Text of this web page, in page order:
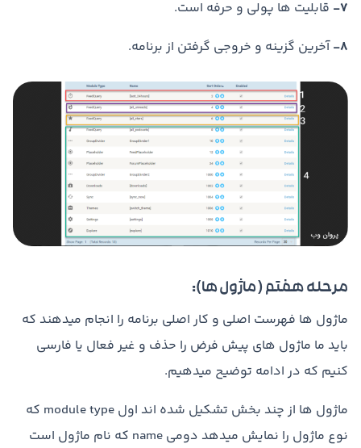
7- قابلیت ها پولی و حرفه است.
8- آخرین گزینه و خروجی گرفتن از برنامه.
مرحله هفتم ( ماژول ها):
ماژول ها فهرست اصلی و کار اصلی برنامه را انجام میدهند که
باید ما ماژول های پیش فرض را حذف و غیر فعال یا فارسی
کنیم که در ادامه توضیح میدهیم.
ماژول ها از چند بخش تشکیل شده اند اول module type که
نوع ماژول را نمایش میدهد دومی name که نام ماژول است